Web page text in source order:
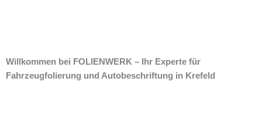
Willkommen bei FOLIENWERK – Ihr Experte für
Fahrzeugfolierung und Autobeschriftung in Krefeld